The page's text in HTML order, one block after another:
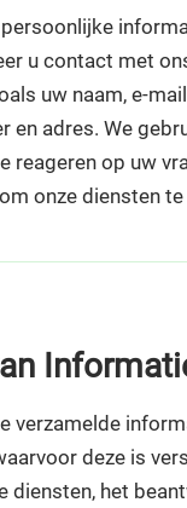
u contact met
uw naam, e-
en adres. We
reageren op uw
onze diensten te
verzamelde
deze is
diensten, het